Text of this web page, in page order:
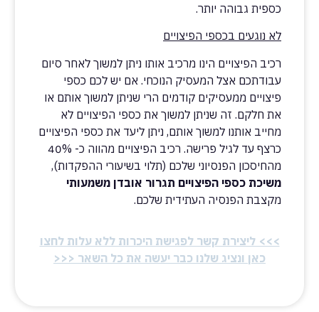
כספית גבוהה יותר.
לא נוגעים בכספי הפיצויים
רכיב הפיצויים הינו מרכיב אותו ניתן למשוך לאחר סיום
עבודתכם אצל המעסיק הנוכחי. אם יש לכם כספי
פיצויים ממעסיקים קודמים הרי שניתן למשוך אותם או
את חלקם. זה שניתן למשוך את כספי הפיצויים לא
מחייב אותנו למשוך אותם, ניתן ליעד את כספי הפיצויים
כרצף עד לגיל פרישה. רכיב הפיצויים מהווה כ- 40%
מהחיסכון הפנסיוני שלכם (תלוי בשיעורי ההפקדות),
משיכת כספי הפיצויים תגרור אובדן משמעותי
מקצבת הפנסיה העתידית שלכם.
>>> ליצירת קשר לפגישת היכרות ללא עלות לחצו
כאן ונציג שלנו כבר יעשה את כל השאר <<<